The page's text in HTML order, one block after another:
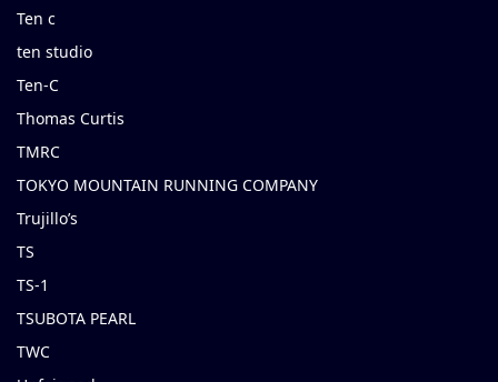
Ten c
ten studio
Ten-C
Thomas Curtis
TMRC
TOKYO MOUNTAIN RUNNING COMPANY
Trujillo’s
TS
TS-1
TSUBOTA PEARL
TWC